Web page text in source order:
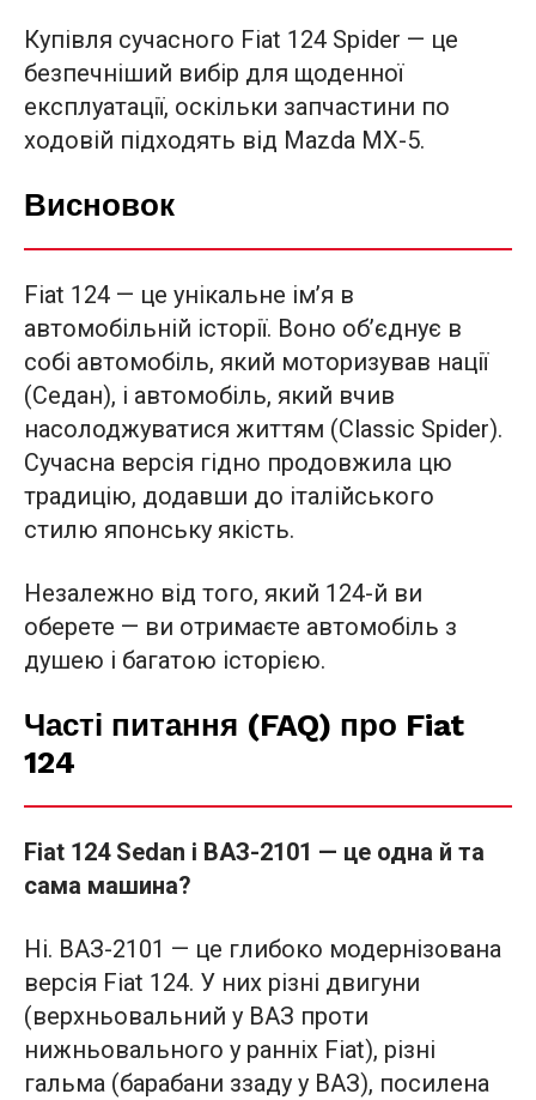
Купівля сучасного Fiat 124 Spider — це
безпечніший вибір для щоденної
експлуатації, оскільки запчастини по
ходовій підходять від Mazda MX-5.
Висновок
Fiat 124 — це унікальне ім’я в
автомобільній історії. Воно об’єднує в
собі автомобіль, який моторизував нації
(Седан), і автомобіль, який вчив
насолоджуватися життям (Classic Spider).
Сучасна версія гідно продовжила цю
традицію, додавши до італійського
стилю японську якість.
Незалежно від того, який 124-й ви
оберете — ви отримаєте автомобіль з
душею і багатою історією.
Часті питання (FAQ) про Fiat
124
Fiat 124 Sedan і ВАЗ-2101 — це одна й та
сама машина?
Ні. ВАЗ-2101 — це глибоко модернізована
версія Fiat 124. У них різні двигуни
(верхньовальний у ВАЗ проти
нижньовального у ранніх Fiat), різні
гальма (барабани ззаду у ВАЗ), посилена